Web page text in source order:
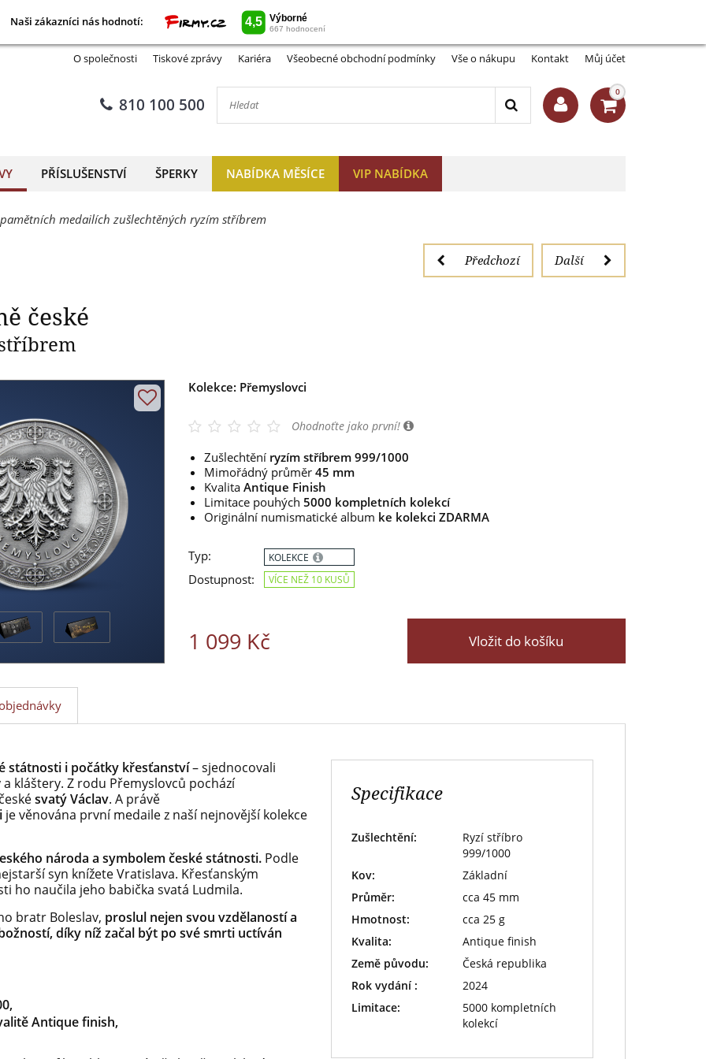
Naši zákazníci nás hodnotí:
O společnosti Tiskové zprávy Kariéra Všeobecné obchodní podmínky Vše o nákupu Kontakt Můj účet
810 100 500
0
PŘÍSLUŠENSTVÍ ŠPERKY NABÍDKA MĚSÍCE VIP NABÍDKA
pamětních medailích zušlechtěných ryzím stříbrem
Další
Předchozí
české
Kolekce: Přemyslovci
Ohodnoťte jako první!
Zušlechtění ryzím stříbrem 999/1000
Mimořádný průměr 45 mm
Kvalita Antique Finish
Limitace pouhých 5000 kompletních kolekcí
Originální numismatické album ke kolekci ZDARMA
Typ:
Dostupnost:
KOLEKCE
VÍCE NEŽ 10 KUSŮ
1 099 Kč Vložit do košíku
státnosti i počátky křesťanství– sjednocovali
kláštery. Z rodu Přemyslovců pochází
svatý Václav. A právě
je věnována první medaile z naší nejnovější kolekce
národa a symbolem české státnosti. Podle
syn knížete Vratislava. Křesťanským
ho naučila jeho babička svatá Ludmila.
bratr Boleslav, proslul nejen svou vzdělaností a
díky níž začal být po své smrti uctíván
Antique finish,
Specifikace
Zušlechtění:
Ryzí stříbro
999/1000
Kov:
Základní
Průměr:
cca 45 mm
Hmotnost:
cca 25 g
Kvalita:
Antique finish
Země původu:
Česká republika
Rok vydání :
2024
Limitace:
5000 kompletních
kolekcí
Václav, patron země české
Naši zákazníci nás hodnotí: